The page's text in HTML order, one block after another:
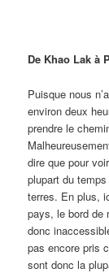
De Khao Lak à
Puisque nous
environ deux
prendre le
dire que pour
plupart du temps
terres. En plus,
pays, le bord de
donc
pas encore pris
sont donc la